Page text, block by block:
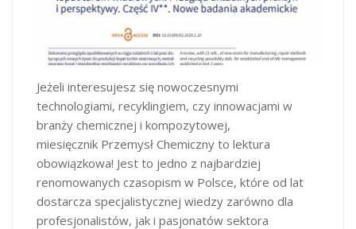
Jeżeli interesujesz się nowoczesnymi
technologiami, recyklingiem, czy innowacjami w
branży chemicznej i kompozytowej,
miesięcznik Przemysł Chemiczny to lektura
obowiązkowa! Jest to jedno z najbardziej
renomowanych czasopism w Polsce, które od lat
dostarcza specjalistycznej wiedzy zarówno dla
profesjonalistów, jak i pasjonatów sektora